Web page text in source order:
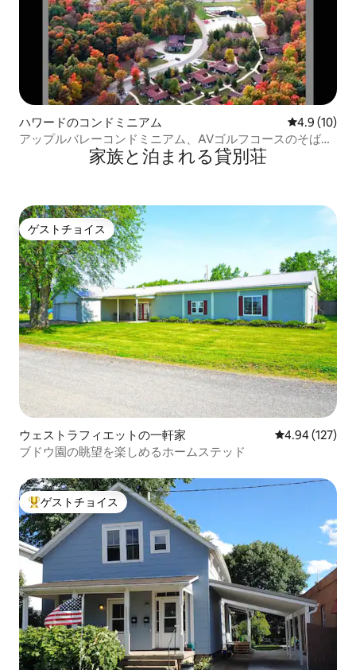
ハワードのコンドミニアム レビュー10
4.9 (10)
アップルバレーコンドミニアム、AVゴルフコースのそばに
家族と泊まれる貸別荘
ゲストチョイス
ゲストチョイス
ウェストラフィエットの一軒家 レビュー127
4.94 (127)
ブドウ園の眺望を楽しめるホームステッド
大好評のゲストチョイスです。
ゲストチョイス